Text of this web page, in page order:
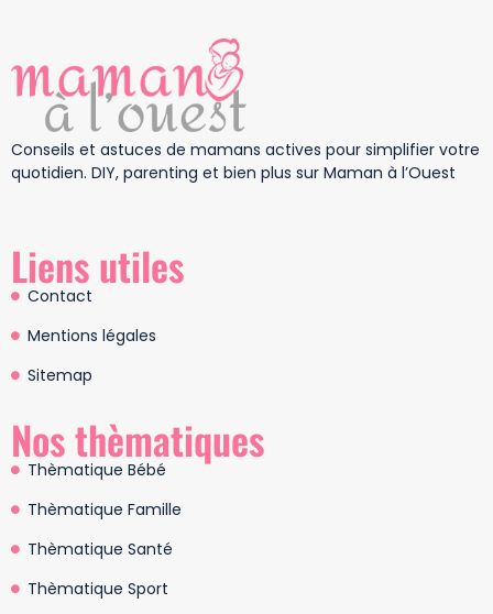
Conseils et astuces de mamans actives pour simplifier votre
quotidien. DIY, parenting et bien plus sur Maman à l’Ouest
Liens utiles
Contact
Mentions légales
Sitemap
Nos thèmatiques
Thèmatique Bébé
Thèmatique Famille
Thèmatique Santé
Thèmatique Sport